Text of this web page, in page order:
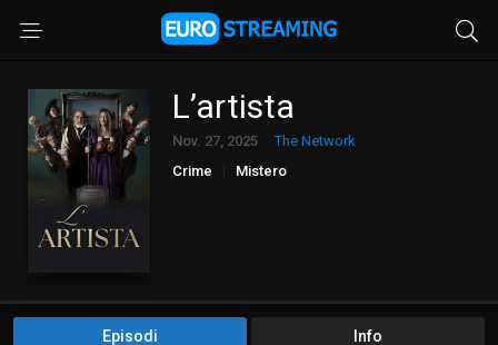
L’artista
Nov. 27, 2025
The Network
Crime
Mistero
Episodi Info